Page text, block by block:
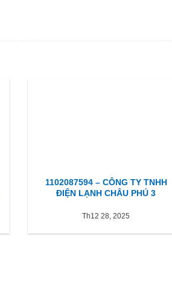
1102087594 – CÔNG TY TNHH
ĐIỆN LẠNH CHÂU PHÚ 3
Th12 28, 2025